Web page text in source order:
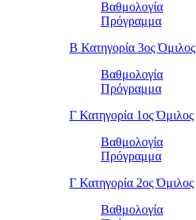
Βαθμολογία
Πρόγραμμα
Β Κατηγορία 3ος Όμιλος
Βαθμολογία
Πρόγραμμα
Γ Κατηγορία 1ος Όμιλος
Βαθμολογία
Πρόγραμμα
Γ Κατηγορία 2ος Όμιλος
Βαθμολογία